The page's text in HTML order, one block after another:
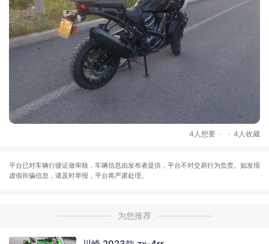
4人想要 . . 4人收藏
平台已对车辆行驶证做审核，车辆信息由发布者提供，平台不对交易行为负责。如发现
虚假诈骗信息，请及时举报，平台将严肃处理。
为您推荐